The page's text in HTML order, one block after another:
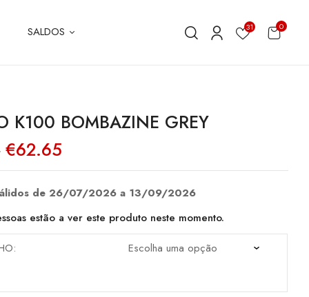
SALDOS 31 0
K100 BOMBAZINE GREY
O
preço
original
€89.50.
€62.65
atual
€62.65.
de 26/07/2026 a 13/09/2026
estão a ver este produto neste momento.